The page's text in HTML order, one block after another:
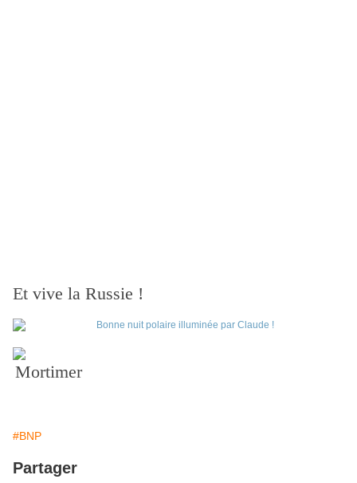
Et vive la Russie !
Mortimer
#BNP
Partager